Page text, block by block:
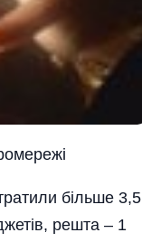
більше 3,5
решта – 1